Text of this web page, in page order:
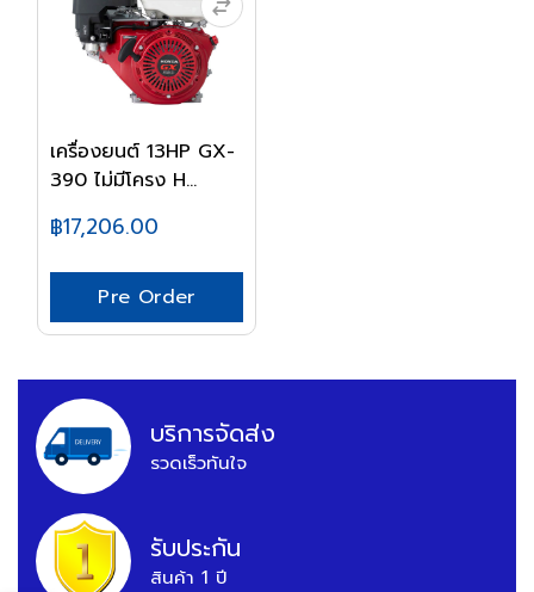
เครื่องยนต์ 13HP GX-
390 ไม่มีโครง H...
฿17,206.00
Pre Order
บริการจัดส่ง
รวดเร็วทันใจ
รับประกัน
สินค้า 1 ปี